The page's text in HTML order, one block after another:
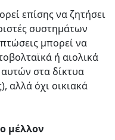
επίσης να ζητήσει
συστημάτων
μπορεί να
ή αιολικά
στα δίκτυα
αλλά όχι οικιακά
μέλλον